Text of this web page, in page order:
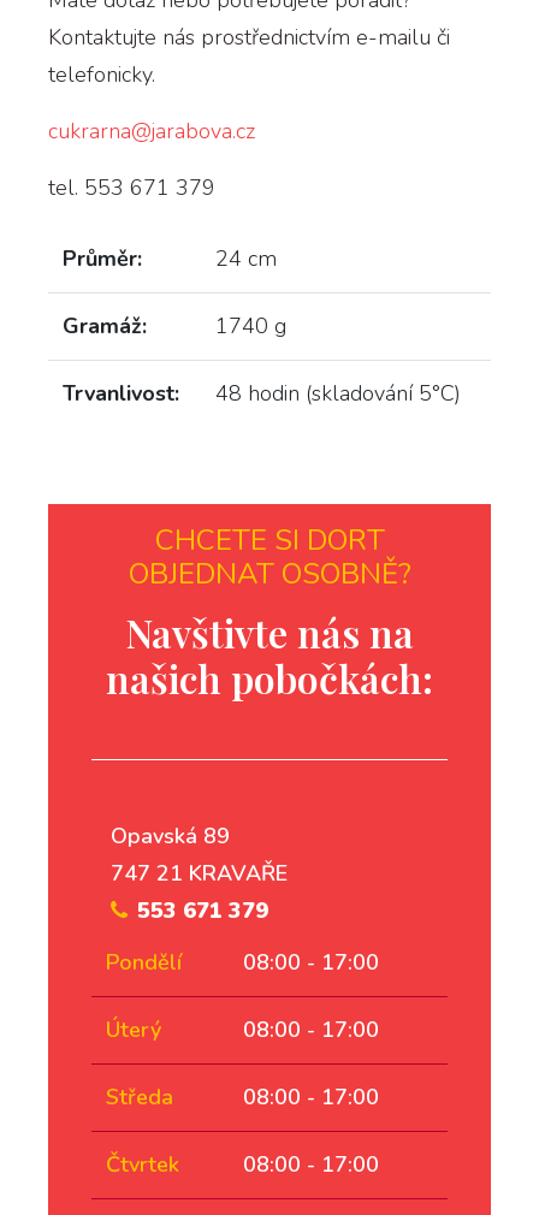
Kontaktujte nás prostřednictvím e-mailu či
telefonicky.
cukrarna@jarabova.cz
tel. 553 671 379
Průměr: 24 cm
Gramáž: 1740 g
Trvanlivost: 48 hodin (skladování 5°C)
CHCETE SI DORT
OBJEDNAT OSOBNĚ?
Navštivte nás na
našich pobočkách:
Opavská 89
747 21 KRAVAŘE
553 671 379
Pondělí
08:00 - 17:00
Úterý 08:00 - 17:00
Středa 08:00 - 17:00
Čtvrtek 08:00 - 17:00